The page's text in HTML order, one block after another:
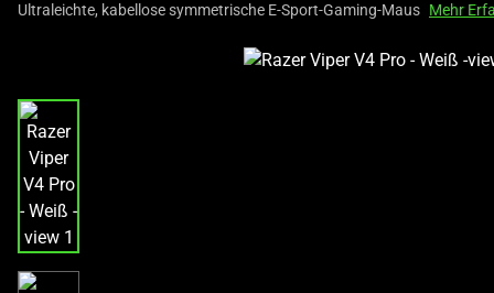
Ultraleichte, kabellose symmetrische E-Sport-Gaming-Maus Mehr
a
carousel
with
one
large
image
and